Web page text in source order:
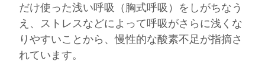
だけ使った浅い呼吸（胸式呼吸）をしがちなう
え、ストレスなどによって呼吸がさらに浅くな
りやすいことから、慢性的な酸素不足が指摘さ
れています。